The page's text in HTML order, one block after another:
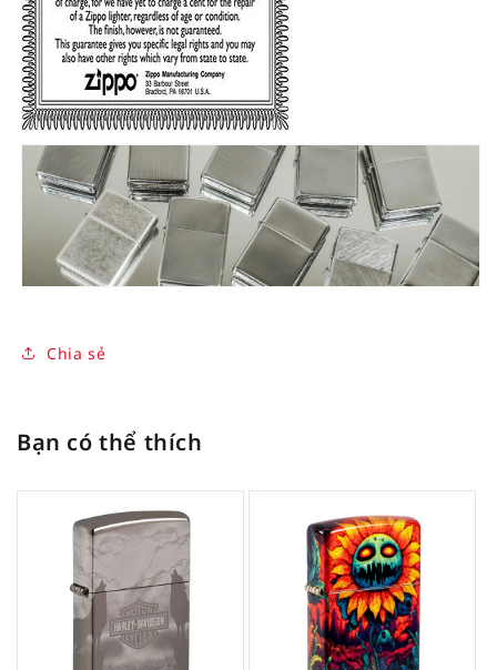
Chia sẻ
Bạn có thể thích